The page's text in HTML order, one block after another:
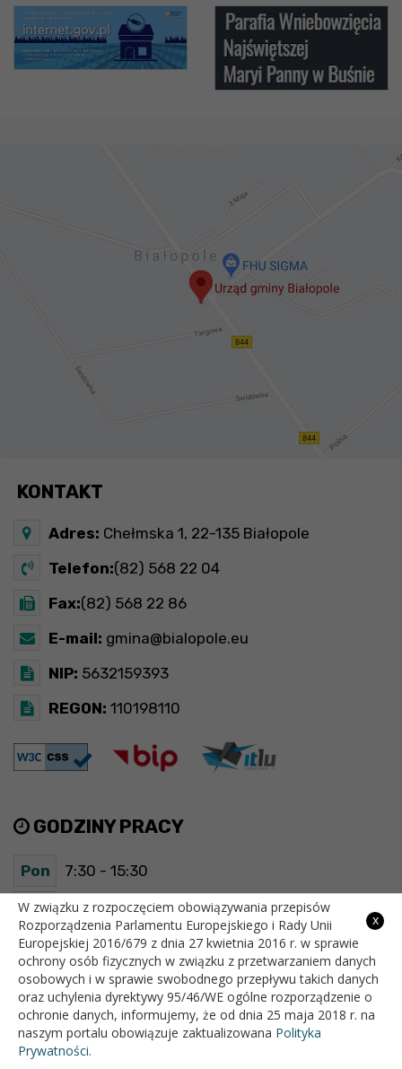
KONTAKT
Adres: Chełmska 1, 22-135 Białopole
Telefon:(82) 568 22 04
Fax:(82) 568 22 86
E-mail: gmina@bialopole.eu
NIP: 5632159393
REGON: 110198110
GODZINY PRACY
Pon 7:30 - 15:30
Wt 7:30 - 15:30
Śr 7:30 - 15:30
Czw 7:30 - 15:30
Pt 7:30 - 15:30
x
W związku z rozpoczęciem obowiązywania przepisów
Rozporządzenia Parlamentu Europejskiego i Rady Unii
Europejskiej 2016/679 z dnia 27 kwietnia 2016 r. w sprawie
ochrony osób fizycznych w związku z przetwarzaniem danych
osobowych i w sprawie swobodnego przepływu takich danych
oraz uchylenia dyrektywy 95/46/WE ogólne rozporządzenie o
ochronie danych, informujemy, że od dnia 25 maja 2018 r. na
naszym portalu obowiązuje zaktualizowana Polityka
Prywatności.